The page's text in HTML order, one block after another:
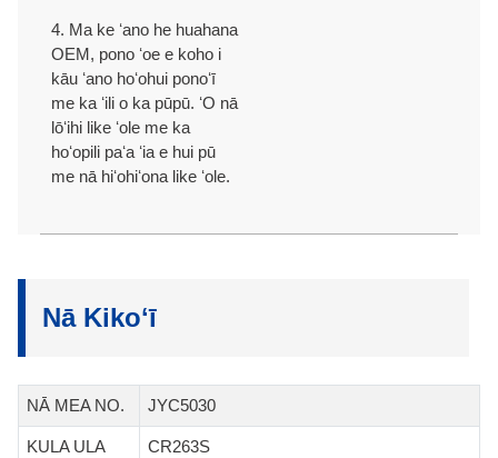
4. Ma ke ʻano he huahana
OEM, pono ʻoe e koho i
kāu ʻano hoʻohui ponoʻī
me ka ʻili o ka pūpū. ʻO nā
lōʻihi like ʻole me ka
hoʻopili paʻa ʻia e hui pū
me nā hiʻohiʻona like ʻole.
Nā Kikoʻī
NĀ MEA NO. JYC5030
KULA ULA CR263S